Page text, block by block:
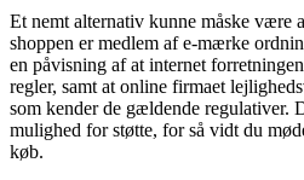
Et nemt alternativ kunne måske være
shoppen er medlem af e-mærke
en påvisning af at internet
regler, samt at online firmaet
som kender de gældende regulativer.
mulighed for støtte, for så vidt du
køb.